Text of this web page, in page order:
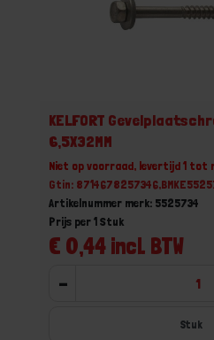
KELFORT
6,5X32MM
Niet op voorraad, levertijd 1 tot
Gtin:
Artikelnummer merk: 5525734
€ 0,44 incl. BTW
Prijs per 1 Stuk
-